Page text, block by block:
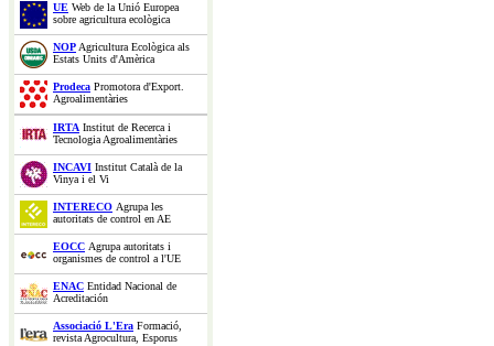
UE Web de la Unió Europea
sobre agricultura ecològica
NOPAgricultura Ecològica als
Estats Units d'Amèrica
Prodeca Promotora d'Export.
Agroalimentàries
IRTA Institut de Recerca i
Tecnologia Agroalimentàries
INCAVI Institut Català de la
Vinya i el Vi
INTERECO Agrupa les
autoritats de control en AE
EOCC Agrupa autoritats i
organismes de control a l'UE
ENAC Entidad Nacional de
Acreditación
Associació L'Era Formació,
revista Agrocultura, Esporus